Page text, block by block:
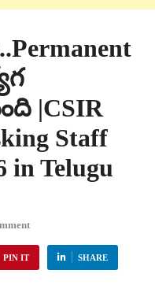
|CSIR
Staff
in Telugu
PIN IT SHARE